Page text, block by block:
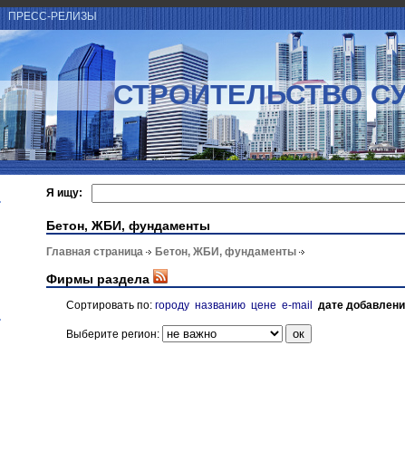
ПРЕСС-РЕЛИЗЫ
СТРОИТЕЛЬСТВО
Я ищу:
Бетон, ЖБИ, фундаменты
Главная страница Бетон, ЖБИ, фундаменты
Фирмы раздела
Сортировать по: городу названию цене e-mail дате
Выберите регион: